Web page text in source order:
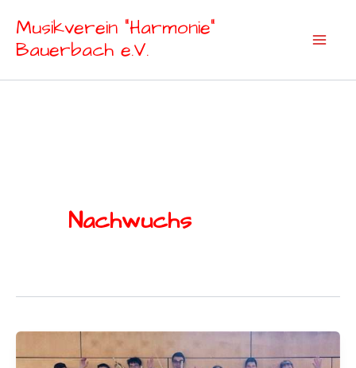
Inhalt
Musikverein "Harmonie"
Bauerbach e.V.
Nachwuchs